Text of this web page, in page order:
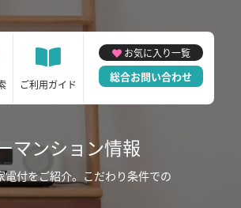
ご利用ガイド
お気に入り一覧
総合お問い合わせ
マンション情報
付をご紹介。こだわり条件での